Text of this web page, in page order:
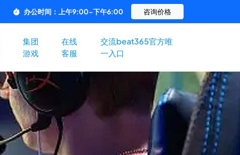
办公时间：上午9:00-下午6:00 咨询价格
集团
游戏
在线
客服
交流beat365官方唯
一入口